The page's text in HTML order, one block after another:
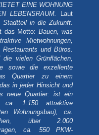
EINE WOHNUNG
LEBENSRAUM.
Laut
Stadtteil in die Zukunft
das Motto: Bauen, was
Mietwohnungen,
und Büros.
vielen Grünﬂächen,
sowie die exzellente
Quartier zu einem
in jeder Hinsicht und
neue Quartier: ist ein
1.150 attraktive
Wohnungsbau), ca.
über 2.000
ca. 550 PKW-